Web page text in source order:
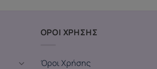
ΟΡΟΙ ΧΡΗΣΗΣ
Όροι Χρήσης